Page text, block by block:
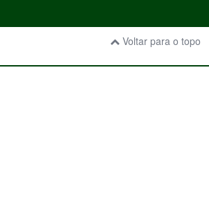
Voltar para o topo